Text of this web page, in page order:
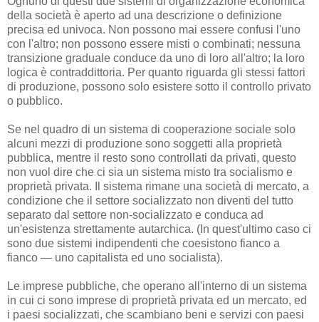
della società è aperto ad una descrizione o definizione
precisa ed univoca. Non possono mai essere confusi l'uno
con l'altro; non possono essere misti o combinati; nessuna
transizione graduale conduce da uno di loro all'altro; la loro
logica è contraddittoria. Per quanto riguarda gli stessi fattori
di produzione, possono solo esistere sotto il controllo privato
o pubblico.
Se nel quadro di un sistema di cooperazione sociale solo
alcuni mezzi di produzione sono soggetti alla proprietà
pubblica, mentre il resto sono controllati da privati, questo
non vuol dire che ci sia un sistema misto tra socialismo e
proprietà privata. Il sistema rimane una società di mercato, a
condizione che il settore socializzato non diventi del tutto
separato dal settore non-socializzato e conduca ad
un'esistenza strettamente autarchica. (In quest'ultimo caso ci
sono due sistemi indipendenti che coesistono fianco a
fianco — uno capitalista ed uno socialista).
Le imprese pubbliche, che operano all'interno di un sistema
in cui ci sono imprese di proprietà privata ed un mercato, ed
i paesi socializzati, che scambiano beni e servizi con paesi